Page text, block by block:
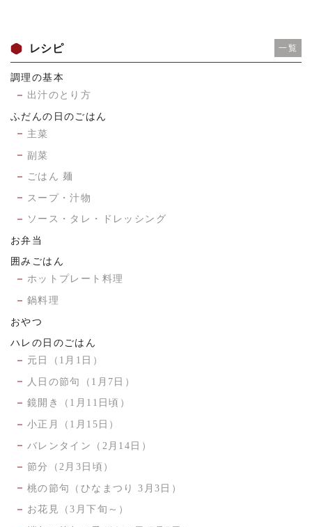
レシピ 一覧
調理の基本
出汁のとり方
ふだんの日のごはん
主菜
副菜
ごはん 麺
スープ・汁物
ソース・タレ・ドレッシング
お弁当
囲みごはん
ホットプレート料理
鍋料理
おやつ
ハレの日のごはん
元日（1月1日）
人日の節句（1月7日）
鏡開き（1月11日頃）
小正月（1月15日）
バレンタイン（2月14日）
節分（2月3日頃）
桃の節句（ひなまつり 3月3日）
お花見（3月下旬～）